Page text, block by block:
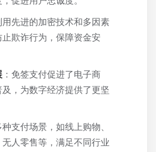
用先进的加密技术和多因素
欺诈行为，保障资金安
：免签支付促进了电子商
，为数字经济提供了更坚
种支付场景，如线上购物、
人零售等，满足不同行业